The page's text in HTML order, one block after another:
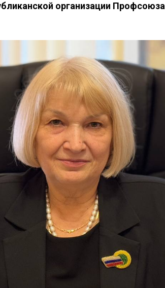
организации Профсоюза